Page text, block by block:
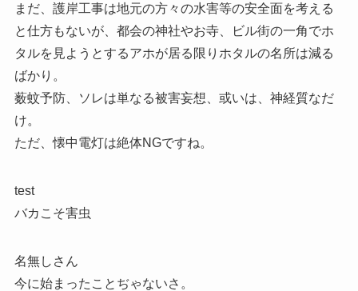
まだ、護岸工事は地元の方々の水害等の安全面を考える
と仕方もないが、都会の神社やお寺、ビル街の一角でホ
タルを見ようとするアホが居る限りホタルの名所は減る
ばかり。
薮蚊予防、ソレは単なる被害妄想、或いは、神経質なだ
け。
ただ、懐中電灯は絶体NGですね。
test
バカこそ害虫
名無しさん
今に始まったことぢゃないさ。